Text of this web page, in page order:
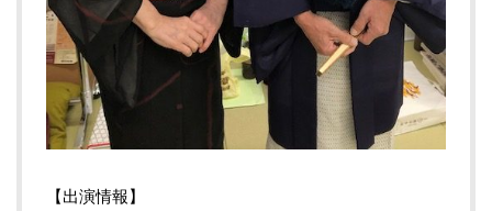
【出演情報】